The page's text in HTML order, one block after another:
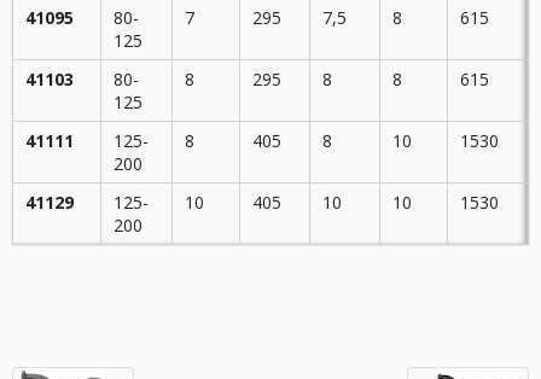
41095
80-
125
7 295 7,5 8 615
41103
80-
125
8 295 8 8 615
41111
125-
200
8 405 8 10 1530
41129
125-
200
10 405 10 10 1530